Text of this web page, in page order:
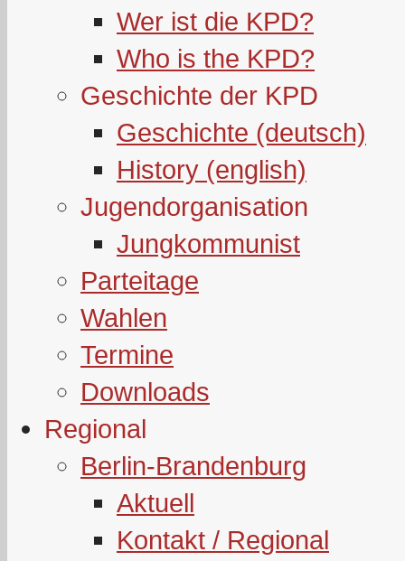
Wer ist die KPD?
Who is the KPD?
Geschichte der KPD
Geschichte (deutsch)
History (english)
Jugendorganisation
Jungkommunist
Parteitage
Wahlen
Termine
Downloads
Regional
Berlin-Brandenburg
Aktuell
Kontakt / Regional